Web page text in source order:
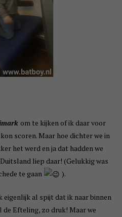
om te kijken of ik daar voor
scoren. Maar hoe dichter we in
het werd en ja dat hadden we
liep daar! (Gelukkig was
te gaan
).
eigenlijk al spijt dat ik naar binnen
Efteling, zo druk! Maar we